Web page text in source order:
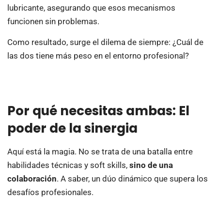
lubricante, asegurando que esos mecanismos
funcionen sin problemas.
Como resultado, surge el dilema de siempre: ¿Cuál de
las dos tiene más peso en el entorno profesional?
Por qué necesitas ambas: El
poder de la sinergia
Aquí está la magia. No se trata de una batalla entre
habilidades técnicas y soft skills, sino de una
colaboración. A saber, un dúo dinámico que supera los
desafíos profesionales.